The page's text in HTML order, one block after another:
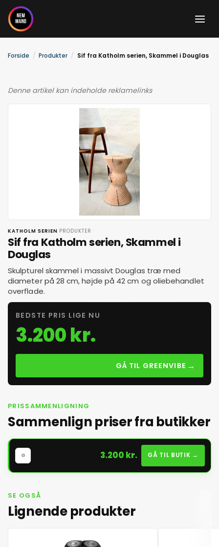
Gå
indholdet
Forside Produkter Sif fra Katholm serien, Skammel i Douglas
Denne artikel kan indeholde reklamelinks
KATHOLM SERIEN·PRODUKTER ·
Sif fra Katholm serien, Skammel i
Douglas
Skulpturel skammel i massivt Douglas træ med
diameter på 28 cm, højde på 42 cm og oliebehandlet
overflade.
BEDSTE PRIS LIGE NU
3.200 kr.
GÅ TIL GREENVIBE →
PRISSAMMENLIGNING
Sammenlign priser fra butikker
G 3.200 kr. GÅ TIL BUTIK →
SE OGSÅ
Lignende produkter